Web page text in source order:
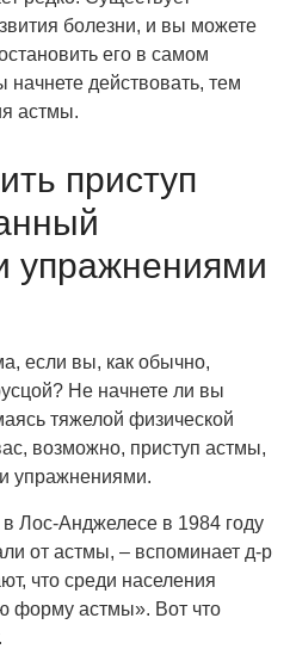
болезни, и вы можете
его в самом
действовать, тем
астмы.
приступ
упражнениями
если вы, как обычно,
Не начнете ли вы
тяжелой физической
возможно, приступ астмы,
упражнениями.
Лос-Анджелесе в 1984 году
от астмы, – вспоминает д-р
что среди населения
форму астмы». Вот что